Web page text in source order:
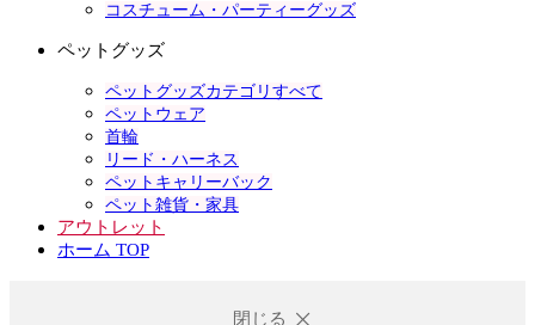
コスチューム・パーティーグッズ
ペットグッズ
ペットグッズカテゴリすべて
ペットウェア
首輪
リード・ハーネス
ペットキャリーバック
ペット雑貨・家具
アウトレット
ホーム TOP
閉じる